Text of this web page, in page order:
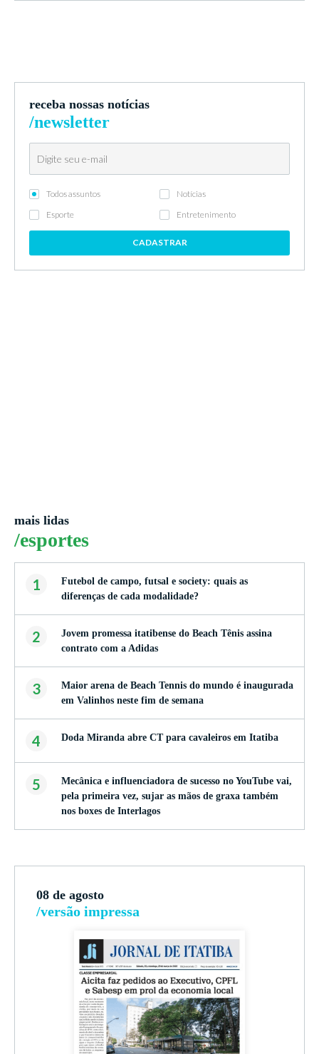
receba nossas notícias
/newsletter
Todos assuntos
Notícias
Esporte
Entretenimento
CADASTRAR
mais lidas
/esportes
1
Futebol de campo, futsal e society: quais as
diferenças de cada modalidade?
2
Jovem promessa itatibense do Beach Tênis assina
contrato com a Adidas
3
Maior arena de Beach Tennis do mundo é inaugurada
em Valinhos neste fim de semana
4 Doda Miranda abre CT para cavaleiros em Itatiba
5
Mecânica e influenciadora de sucesso no YouTube vai,
pela primeira vez, sujar as mãos de graxa também
nos boxes de Interlagos
08 de agosto
/versão impressa